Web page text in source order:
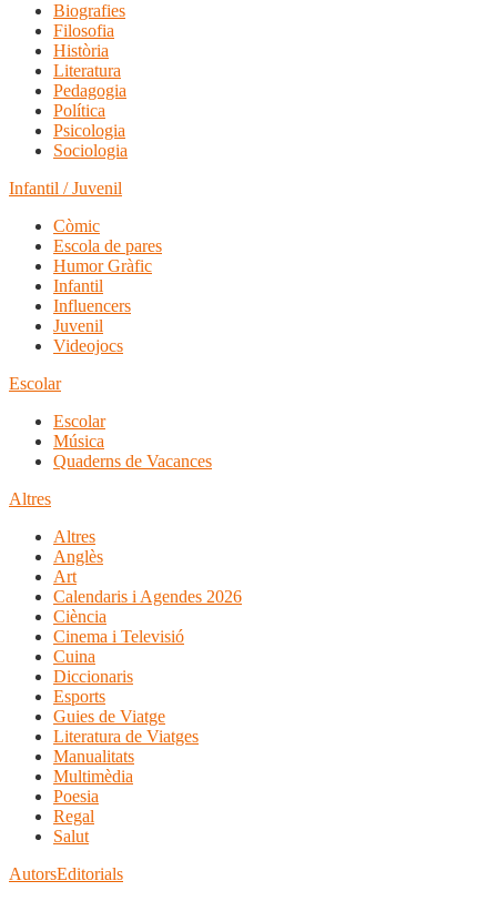
Biografies
Filosofia
Història
Literatura
Pedagogia
Política
Psicologia
Sociologia
Infantil / Juvenil
Còmic
Escola de pares
Humor Gràfic
Infantil
Influencers
Juvenil
Videojocs
Escolar
Escolar
Música
Quaderns de Vacances
Altres
Altres
Anglès
Art
Calendaris i Agendes 2026
Ciència
Cinema i Televisió
Cuina
Diccionaris
Esports
Guies de Viatge
Literatura de Viatges
Manualitats
Multimèdia
Poesia
Regal
Salut
AutorsEditorials